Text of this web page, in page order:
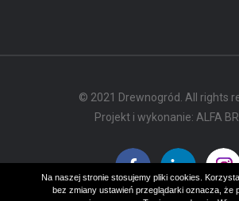
© 2021 Drewnogród. All rights
Projekt i wykonanie: ALFA
Na naszej stronie stosujemy pliki cookies.
bez zmiany ustawień przeglądarki oznacza, że